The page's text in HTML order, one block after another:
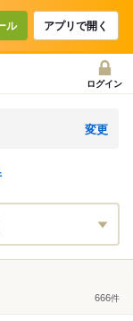
ル アプリで開く
ログイン
変更
666件